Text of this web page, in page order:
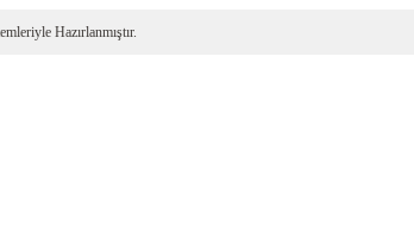
Hazırlanmıştır.